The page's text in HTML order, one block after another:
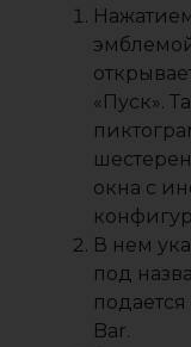
«Пуск».
окна с
В нем
под
Bar.